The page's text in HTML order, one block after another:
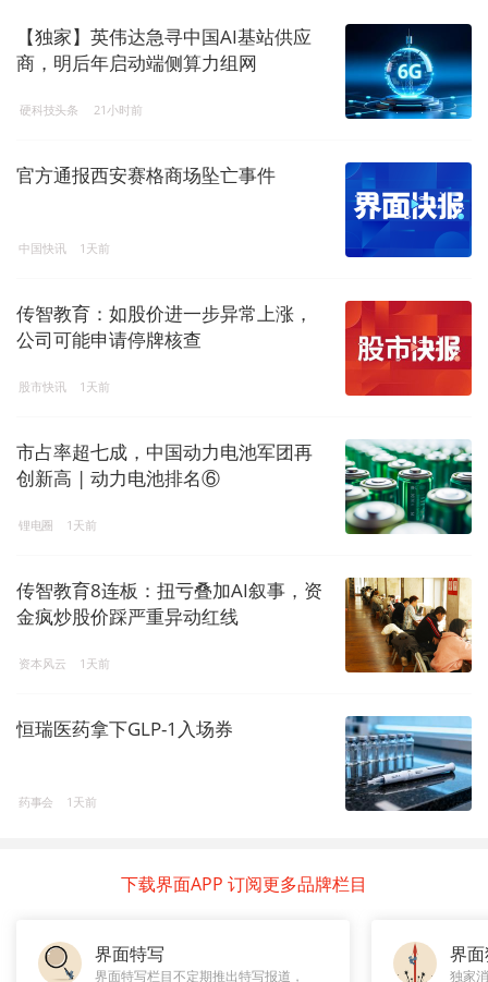
【独家】英伟达急寻中国AI基站供应
商，明后年启动端侧算力组网
硬科技头条 21小时前
官方通报西安赛格商场坠亡事件
中国快讯 1天前
传智教育：如股价进一步异常上涨，
公司可能申请停牌核查
股市快讯 1天前
市占率超七成，中国动力电池军团再
创新高 | 动力电池排名⑥
锂电圈 1天前
传智教育8连板：扭亏叠加AI叙事，资
金疯炒股价踩严重异动红线
资本风云 1天前
恒瑞医药拿下GLP-1入场券
药事会 1天前
下载界面APP 订阅更多品牌栏目
界面特写
界面特写栏目不定期推出特写报道，
界
独家